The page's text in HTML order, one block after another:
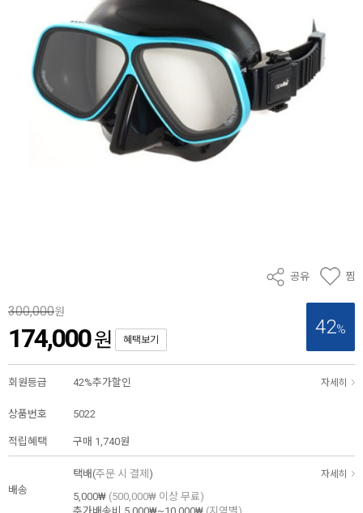
공유 찜
42%
300,000원
174,000원 혜택보기
회원등급 42%추가할인 자세히
상품번호 5022
적립혜택 구매 1,740원
배송
택배(주문 시 결제 ) 자세히
5,000₩ (500,000₩ 이상 무료)